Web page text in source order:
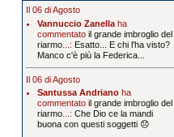
Il 06 di Agosto
Vannuccio Zanellaha
commentato il grande imbroglio del
riarmo...: Esatto... E chi l'ha visto?
Manco c'è più la Federica...
Il 06 di Agosto
Santussa Andrianoha
commentato il grande imbroglio del
riarmo...: Che Dio ce la mandi
buona con questi soggetti 😞